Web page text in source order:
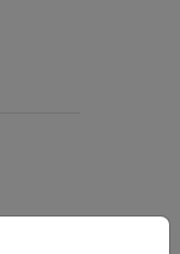
from the